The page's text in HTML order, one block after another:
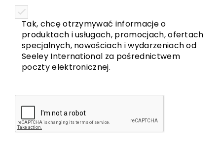
Tak, chcę otrzymywać informacje o
produktach i usługach, promocjach, ofertach
specjalnych, nowościach i wydarzeniach od
Seeley International za pośrednictwem
poczty elektronicznej.